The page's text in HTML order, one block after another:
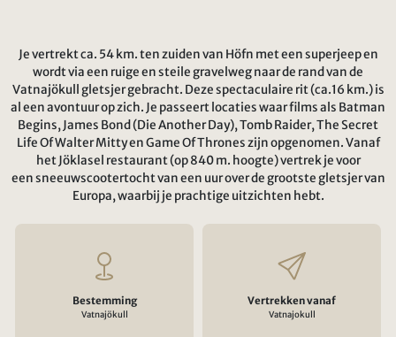
Je vertrekt ca. 54 km. ten zuiden van Höfn met een superjeep en
wordt via een ruige en steile gravelweg naar de rand van de
Vatnajökull gletsjer gebracht. Deze spectaculaire rit (ca.16 km.) is
al een avontuur op zich. Je passeert locaties waar films als Batman
Begins, James Bond (Die Another Day), Tomb Raider, The Secret
Life Of Walter Mitty en Game Of Thrones zijn opgenomen. Vanaf
het Jöklasel restaurant (op 840 m. hoogte) vertrek je voor
een sneeuwscootertocht van een uur over de grootste gletsjer van
Europa, waarbij je prachtige uitzichten hebt.
Bestemming
Vatnajökull
Vertrekken vanaf
Vatnajokull